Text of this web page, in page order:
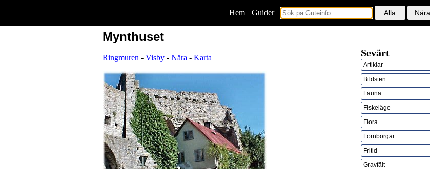
Hem< Guider
Mynthuset
Ringmuren - Visby - Nära - Karta Sevärt
Artiklar
Bildsten
Fauna
Fiskeläge
Flora
Fornborgar
Fritid
Gravfält